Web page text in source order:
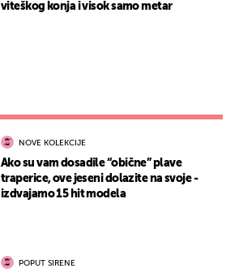
viteškog konja i visok samo metar
NOVE KOLEKCIJE
Ako su vam dosadile “obične” plave
traperice, ove jeseni dolazite na svoje -
izdvajamo 15 hit modela
POPUT SIRENE